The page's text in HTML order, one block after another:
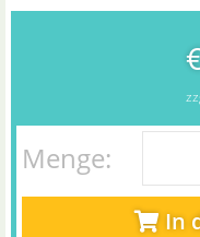
Menge:
In